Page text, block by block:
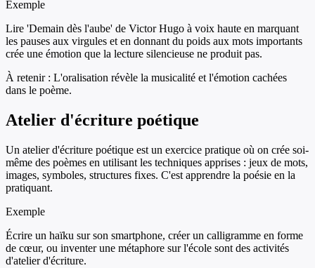
Exemple
Lire 'Demain dès l'aube' de Victor Hugo à voix haute en marquant
les pauses aux virgules et en donnant du poids aux mots importants
crée une émotion que la lecture silencieuse ne produit pas.
À retenir : L'oralisation révèle la musicalité et l'émotion cachées
dans le poème.
Atelier d'écriture poétique
Un atelier d'écriture poétique est un exercice pratique où on crée soi-
même des poèmes en utilisant les techniques apprises : jeux de mots,
images, symboles, structures fixes. C'est apprendre la poésie en la
pratiquant.
Exemple
Écrire un haïku sur son smartphone, créer un calligramme en forme
de cœur, ou inventer une métaphore sur l'école sont des activités
d'atelier d'écriture.